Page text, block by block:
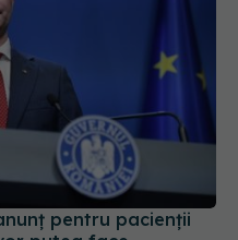
pentru pacienții
putea face